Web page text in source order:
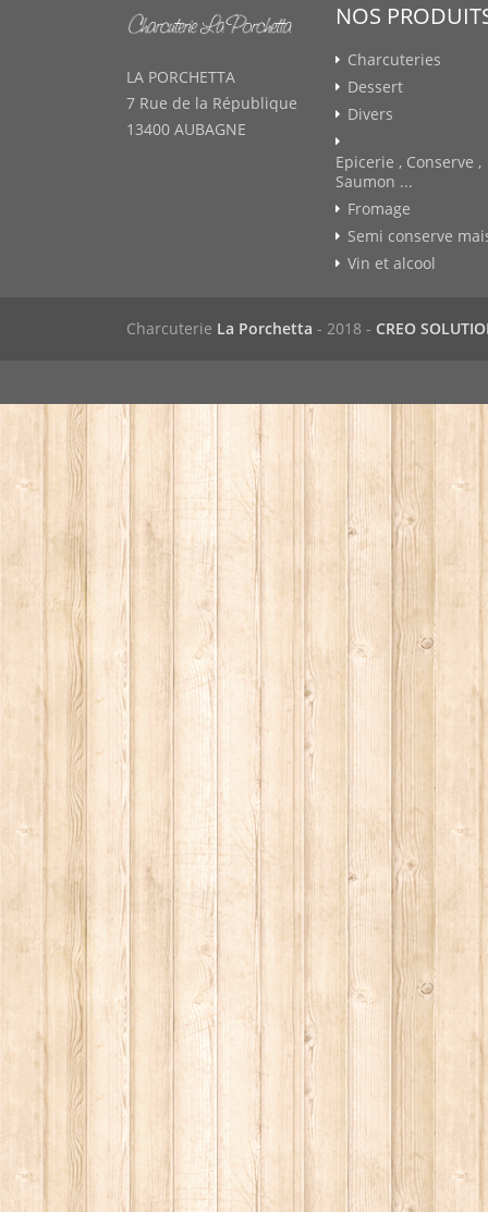
LA PORCHETTA
7 Rue de la République
13400 AUBAGNE
NOS
Charcuteries
Dessert
Divers
Epicerie , Conserve ,
Saumon ...
Fromage
Semi conserve
Vin et alcool
Charcuterie La Porchetta - 2018 - CREO